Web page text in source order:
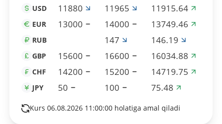
USD 11880 11965 11915.64
EUR 13000 14000 13749.46
RUB 147 146.19
GBP 15600 16600 16034.88
CHF 14200 15200 14719.75
JPY 50 100 75.48
Kurs 06.08.2026 11:00:00 holatiga amal qiladi